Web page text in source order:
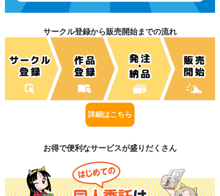
サークル登録から販売開始までの流れ
詳細はこちら
お得で便利なサービスが盛りだくさん